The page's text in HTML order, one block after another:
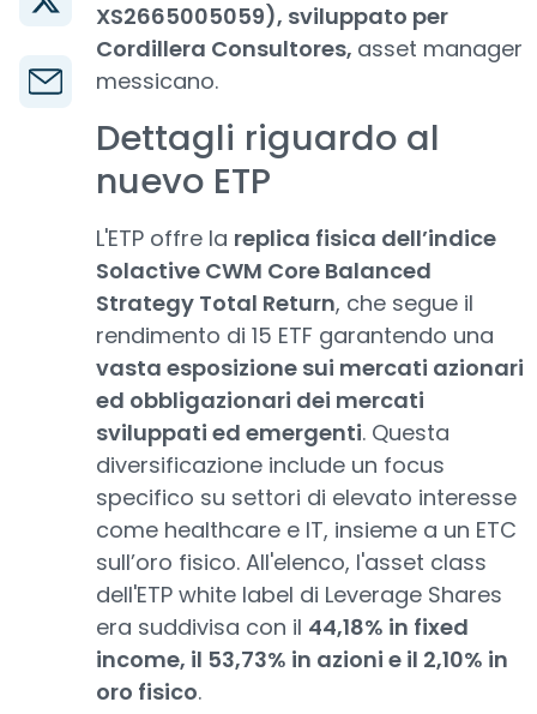
XS2665005059), sviluppato per
Cordillera Consultores, asset manager
messicano.
Dettagli riguardo al
nuevo ETP
L'ETP offre la replica fisica dell’indice
Solactive CWM Core Balanced
Strategy Total Return, che segue il
rendimento di 15 ETF garantendo una
vasta esposizione sui mercati azionari
ed obbligazionari dei mercati
sviluppati ed emergenti. Questa
diversificazione include un focus
specifico su settori di elevato interesse
come healthcare e IT, insieme a un ETC
sull’oro fisico. All'elenco, l'asset class
dell'ETP white label di Leverage Shares
era suddivisa con il 44,18% in fixed
income, il 53,73% in azioni e il 2,10% in
oro fisico.